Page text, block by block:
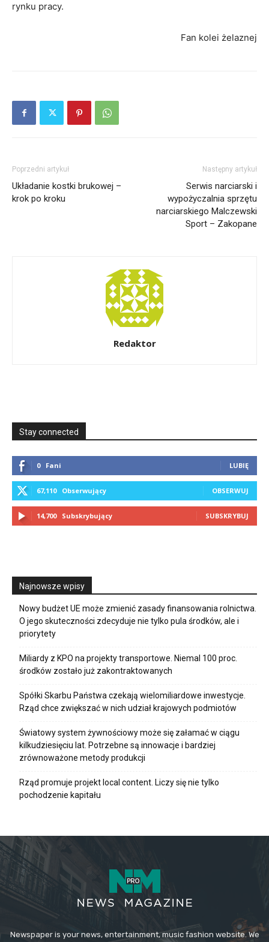
rynku pracy.
Fan kolei żelaznej
Poprzedni artykuł
Układanie kostki brukowej –
krok po kroku
Następny artykuł
Serwis narciarski i
wypożyczalnia sprzętu
narciarskiego Malczewski
Sport – Zakopane
Redaktor
Stay connected
0 Fani LUBIĘ
67,110 Obserwujący OBSERWUJ
14,700 Subskrybujący SUBSKRYBUJ
Najnowsze wpisy
Nowy budżet UE może zmienić zasady finansowania rolnictwa.
O jego skuteczności zdecyduje nie tylko pula środków, ale i
priorytety
Miliardy z KPO na projekty transportowe. Niemal 100 proc.
środków zostało już zakontraktowanych
Spółki Skarbu Państwa czekają wielomiliardowe inwestycje.
Rząd chce zwiększać w nich udział krajowych podmiotów
Światowy system żywnościowy może się załamać w ciągu
kilkudziesięciu lat. Potrzebne są innowacje i bardziej
zrównoważone metody produkcji
Rząd promuje projekt local content. Liczy się nie tylko
pochodzenie kapitału
Newspaper is your news, entertainment, music fashion website. We